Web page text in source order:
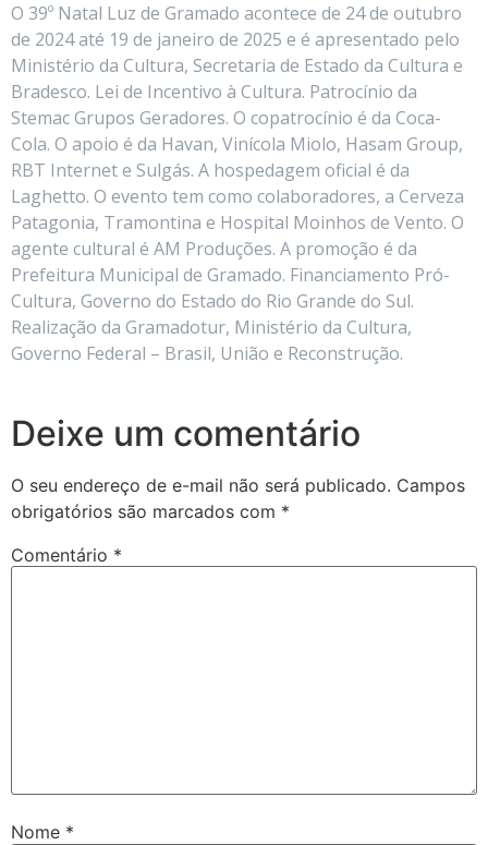
O 39º Natal Luz de Gramado acontece de 24 de outubro
de 2024 até 19 de janeiro de 2025 e é apresentado pelo
Ministério da Cultura, Secretaria de Estado da Cultura e
Bradesco. Lei de Incentivo à Cultura. Patrocínio da
Stemac Grupos Geradores. O copatrocínio é da Coca-
Cola. O apoio é da Havan, Vinícola Miolo, Hasam Group,
RBT Internet e Sulgás. A hospedagem oficial é da
Laghetto. O evento tem como colaboradores, a Cerveza
Patagonia, Tramontina e Hospital Moinhos de Vento. O
agente cultural é AM Produções. A promoção é da
Prefeitura Municipal de Gramado. Financiamento Pró-
Cultura, Governo do Estado do Rio Grande do Sul.
Realização da Gramadotur, Ministério da Cultura,
Governo Federal – Brasil, União e Reconstrução.
Deixe um comentário
O seu endereço de e-mail não será publicado. Campos
obrigatórios são marcados com *
Comentário *
Nome *